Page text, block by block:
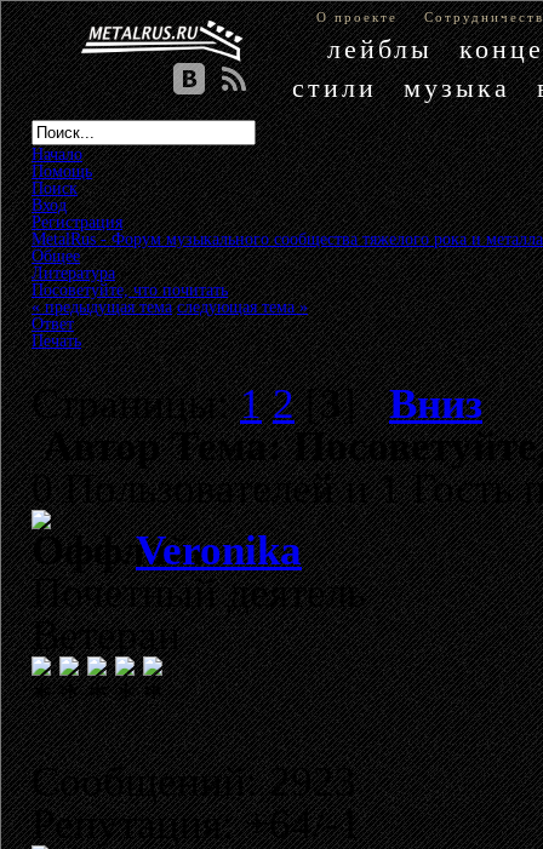
О проекте
лейблы
стили
музыка
Начало
Помощь
Поиск
Вход
Регистрация
MetalRus - Форум музыкального сообщества тяжелого рока и металла
Общее»
Литература»
Посоветуйте, что почитать
« предыдущая тема следующая тема »
Ответ
Печать
Страницы:1 2[3]Вниз
АвторТема:
0 Пользователей и 1 Гость
Veronika
Почетный деятель
Ветеран
Сообщений: 2923
Репутация: +64/-1